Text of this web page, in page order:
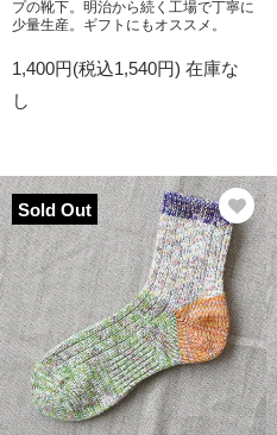
プの靴下。明治から続く工場で丁寧に
少量生産。ギフトにもオススメ。
1,400円(税込1,540円) 在庫な
し
Sold Out